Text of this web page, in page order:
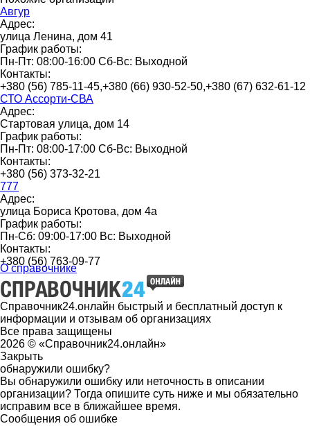
Авгур
Адрес:
улица Ленина, дом 41
График работы:
Пн-Пт: 08:00-16:00 Сб-Вс: Выходной
Контакты:
+380 (56) 785-11-45,+380 (66) 930-52-50,+380 (67) 632-61-12
СТО Ассорти-СВА
Адрес:
Стартовая улица, дом 14
График работы:
Пн-Пт: 08:00-17:00 Сб-Вс: Выходной
Контакты:
+380 (56) 373-32-21
777
Адрес:
улица Бориса Кротова, дом 4а
График работы:
Пн-Сб: 09:00-17:00 Вс: Выходной
Контакты:
+380 (56) 763-09-77
О справочнике
Справочник24.онлайн быстрый и бесплатный доступ к
информации и отзывам об организациях
Все права защищены
2026 © «Справочник24.онлайн»
Закрыть
обнаружили ошибку?
Вы обнаружили ошибку или неточность в описании
организации? Тогда опишите суть ниже и мы обязательно
исправим все в ближайшее время.
Сообщения об ошибке